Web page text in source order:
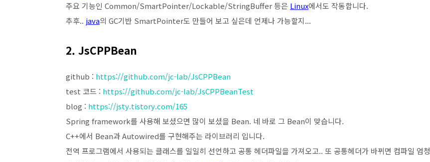
주요 기능인 Common/SmartPointer/Lockable/StringBuffer 등은 Linux에서도 작동합니다.
추후.. java의 GC기반 SmartPointer도 만들어 보고 싶은데 언제나 가능할지...
2. JsCPPBean
github : https://github.com/jc-lab/JsCPPBean
test 코드 : https://github.com/jc-lab/JsCPPBeanTest
blog : https://jsty.tistory.com/165
Spring framework를 사용해 보셨으면 많이 보셨을 Bean. 네 바로 그 Bean이 맞습니다.
C++에서 Bean과 Autowired를 구현해주는 라이브러리 입니다.
전역 프로그램에서 사용되는 클래스를 일일히 선언하고 공통 헤더파일을 가져오고.. 또 공통헤더가 바뀌면 컴파일 엄청